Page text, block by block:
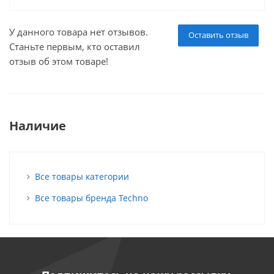
Оставить отзыв
У данного товара нет отзывов.
Станьте первым, кто оставил
отзыв об этом товаре!
Наличие
Все товары категории
Все товары бренда Techno